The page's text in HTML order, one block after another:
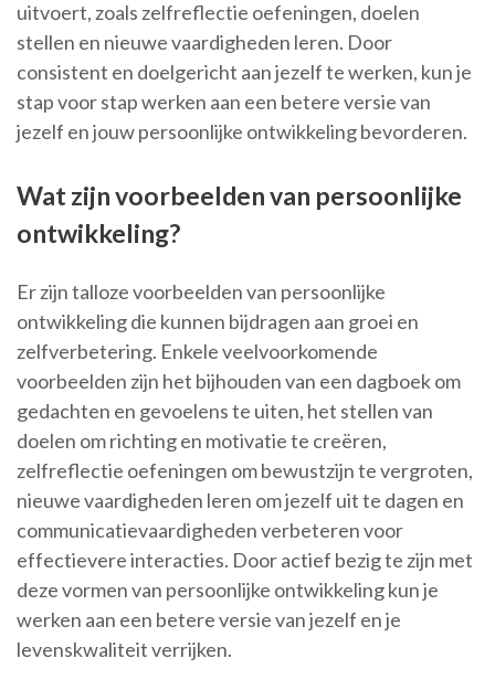
uitvoert, zoals zelfreflectie oefeningen, doelen
stellen en nieuwe vaardigheden leren. Door
consistent en doelgericht aan jezelf te werken, kun je
stap voor stap werken aan een betere versie van
jezelf en jouw persoonlijke ontwikkeling bevorderen.
Wat zijn voorbeelden van persoonlijke
ontwikkeling?
Er zijn talloze voorbeelden van persoonlijke
ontwikkeling die kunnen bijdragen aan groei en
zelfverbetering. Enkele veelvoorkomende
voorbeelden zijn het bijhouden van een dagboek om
gedachten en gevoelens te uiten, het stellen van
doelen om richting en motivatie te creëren,
zelfreflectie oefeningen om bewustzijn te vergroten,
nieuwe vaardigheden leren om jezelf uit te dagen en
communicatievaardigheden verbeteren voor
effectievere interacties. Door actief bezig te zijn met
deze vormen van persoonlijke ontwikkeling kun je
werken aan een betere versie van jezelf en je
levenskwaliteit verrijken.